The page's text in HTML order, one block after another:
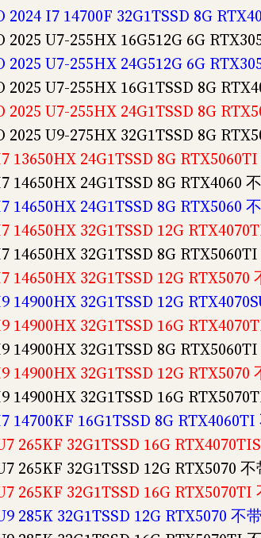
2024 I7 14700F 32G1TSSD 8G
2025 U7-255HX 16G512G 6G
2025 U7-255HX 24G512G 6G
2025 U7-255HX 16G1TSSD 8G
2025 U7-255HX 24G1TSSD 8G
2025 U9-275HX 32G1TSSD 8G
13650HX 24G1TSSD 8G
14650HX 24G1TSSD 8G RTX4060
14650HX 24G1TSSD 8G RTX5060
14650HX 32G1TSSD 12G
14650HX 32G1TSSD 8G
14650HX 32G1TSSD 12G RTX5070
14900HX 32G1TSSD 12G
14900HX 32G1TSSD 16G
14900HX 32G1TSSD 8G
14900HX 32G1TSSD 12G RTX5070
14900HX 32G1TSSD 16G
14700KF 16G1TSSD 8G
265KF 32G1TSSD 16G
265KF 32G1TSSD 12G RTX5070
265KF 32G1TSSD 16G
285K 32G1TSSD 12G RTX5070 不